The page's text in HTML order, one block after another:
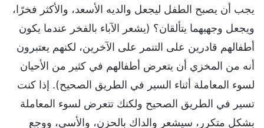
يجب أن يصبح الطفل ليجعل والديه الأسعد، والأكثر فخرًا،
ويجعل وجهيهما يتألقان؟ (يشعر الآباء بالفخر عندما يكون
أطفالهم قادرين على التنمر على الآخرين، لكنهم يعتبرون
أنه من المخزي أن يتعرض أطفالهم في كثير من الأحيان
لسوء المعاملة أثناء السير في الطريق الصحيح). إذا كنت
تسير في الطريق الصحيح ولكنك تتعرض لسوء المعاملة
بشكل متكرر، سيشعر والداك بالحزن، والأسى، ووجع